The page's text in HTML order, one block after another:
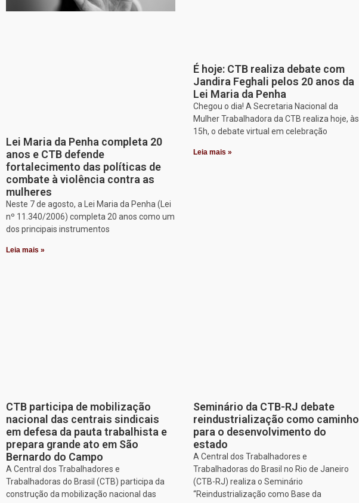
Lei Maria da Penha completa 20
anos e CTB defende
fortalecimento das políticas de
combate à violência contra as
mulheres
Neste 7 de agosto, a Lei Maria da Penha (Lei
nº 11.340/2006) completa 20 anos como um
dos principais instrumentos
Leia mais »
É hoje: CTB realiza debate com
Jandira Feghali pelos 20 anos da
Lei Maria da Penha
Chegou o dia! A Secretaria Nacional da
Mulher Trabalhadora da CTB realiza hoje, às
15h, o debate virtual em celebração
Leia mais »
CTB participa de mobilização
nacional das centrais sindicais
em defesa da pauta trabalhista e
prepara grande ato em São
Bernardo do Campo
A Central dos Trabalhadores e
Trabalhadoras do Brasil (CTB) participa da
construção da mobilização nacional das
Seminário da CTB-RJ debate
reindustrialização como caminho
para o desenvolvimento do
estado
A Central dos Trabalhadores e
Trabalhadoras do Brasil no Rio de Janeiro
(CTB-RJ) realiza o Seminário
“Reindustrialização como Base da